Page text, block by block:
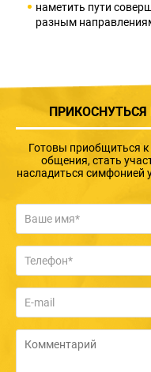
наметить пути
разным
Готовы приобщиться
общения, стать
насладиться симфонией